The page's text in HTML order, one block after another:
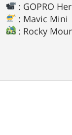
: GOPRO
: Mavic Mini
: Rocky